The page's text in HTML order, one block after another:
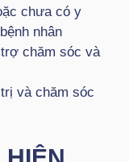
chưa có y
nhân
chăm sóc và
và chăm sóc